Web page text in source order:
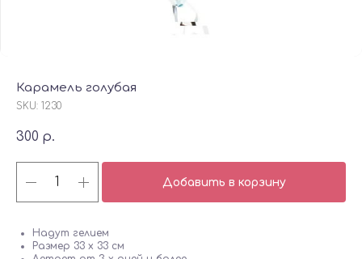
Карамель голубая
SKU: 1230
300 р.
Добавить в корзину
Надут гелием
Размер 33 х 33 см